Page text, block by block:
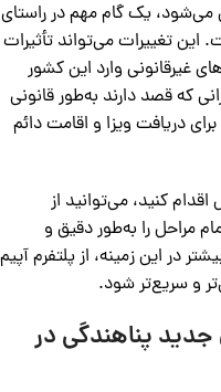
که از 10 فوریه 2025 اجرایی می‌شود، یک گام مهم در راستای
این تغییرات می‌تواند تأثیرات
غیرقانونی وارد این کشور
که قصد دارند به‌طور قانونی
دریافت ویزا و اقامت دائم
کنید، می‌توانید از
مراحل را به‌طور دقیق و
در این زمینه، از پلتفرم آپیم
و سریع‌تر شود.
جدید پناهندگی در